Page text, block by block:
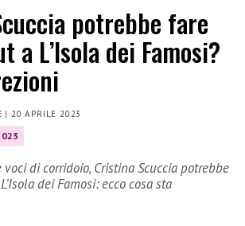
potrebbe fare
a L’Isola dei Famosi?
|20 APRILE 2023
di corridoio, Cristina Scuccia potrebbe
dei Famosi: ecco cosa sta